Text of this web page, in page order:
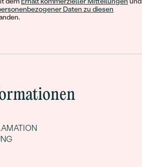
Daten zu diesen